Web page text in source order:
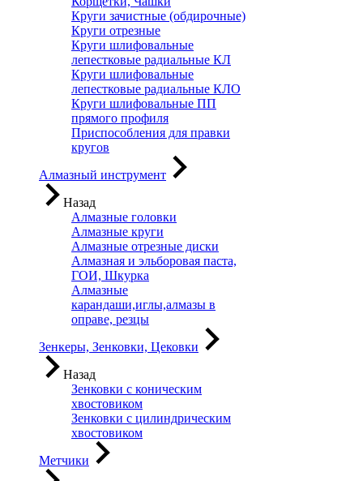
Круги зачистные (обдирочные)
Круги отрезные
Круги шлифовальные
лепестковые радиальные КЛ
Круги шлифовальные
лепестковые радиальные КЛО
Круги шлифовальные ПП
прямого профиля
Приспособления для правки
кругов
Алмазный инструмент
Назад
Алмазные головки
Алмазные круги
Алмазные отрезные диски
Алмазная и эльборовая паста,
ГОИ, Шкурка
Алмазные
карандаши,иглы,алмазы в
оправе, резцы
Зенкеры, Зенковки, Цековки
Назад
Зенковки с коническим
хвостовиком
Зенковки с цилиндрическим
хвостовиком
Метчики